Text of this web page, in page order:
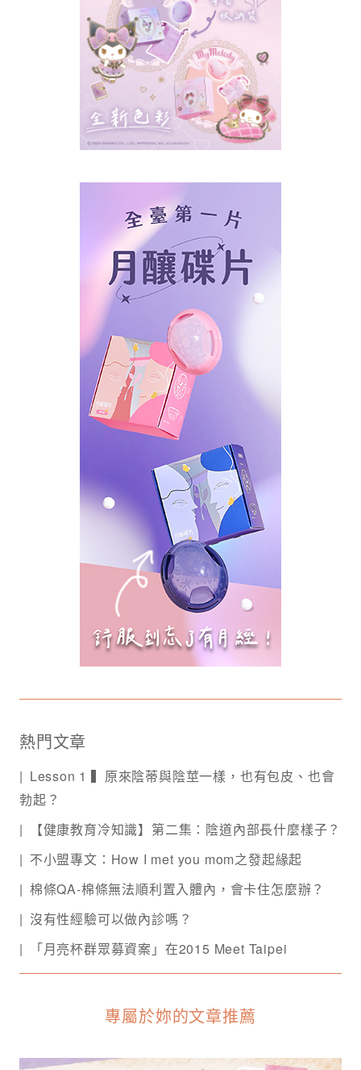
熱門文章
Lesson 1 ▍原來陰蒂與陰莖一樣，也有包皮、也會
勃起？
【健康教育冷知識】第二集：陰道內部長什麼樣子？
不小盟專文：How I met you mom之發起緣起
棉條QA-棉條無法順利置入體內，會卡住怎麼辦？
沒有性經驗可以做內診嗎？
「月亮杯群眾募資案」在2015 Meet Taipei
專屬於妳的文章推薦